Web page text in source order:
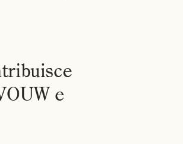
e